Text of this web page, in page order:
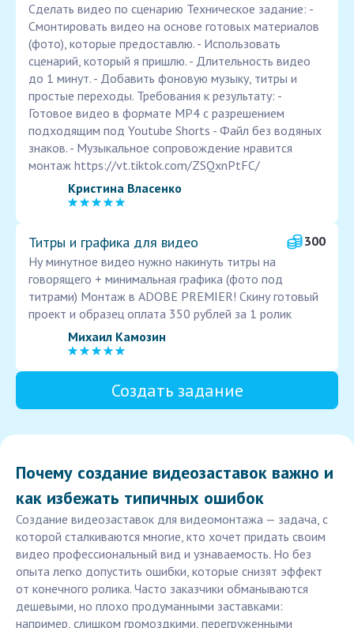
Сделать видео по сценарию Техническое задание: -
Смонтировать видео на основе готовых материалов
(фото), которые предоставлю. - Использовать
сценарий, который я пришлю. - Длительность видео
до 1 минут. - Добавить фоновую музыку, титры и
простые переходы. Требования к результату: -
Готовое видео в формате MP4 с разрешением
подходящим под Youtube Shorts - Файл без водяных
знаков. - Музыкальное сопровождение нравится
монтаж https://vt.tiktok.com/ZSQxnPtFC/
Кристина Власенко
Титры и графика для видео
300
Ну минутное видео нужно накинуть титры на
говорящего + минимальная графика (фото под
титрами) Монтаж в ADOBE PREMIER! Скину готовый
проект и образец оплата 350 рублей за 1 ролик
Михаил Камозин
Создать задание
Почему создание видеозаставок важно и
как избежать типичных ошибок
Создание видеозаставок для видеомонтажа — задача, с
которой сталкиваются многие, кто хочет придать своим
видео профессиональный вид и узнаваемость. Но без
опыта легко допустить ошибки, которые снизят эффект
от конечного ролика. Часто заказчики обманываются
дешевыми, но плохо продуманными заставками:
например, слишком громоздкими, перегруженными